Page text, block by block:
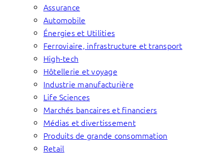
Assurance
Automobile
Énergies et Utilities
Ferroviaire, infrastructure et transport
High-tech
Hôtellerie et voyage
Industrie manufacturière
Life Sciences
Marchés bancaires et financiers
Médias et divertissement
Produits de grande consommation
Retail